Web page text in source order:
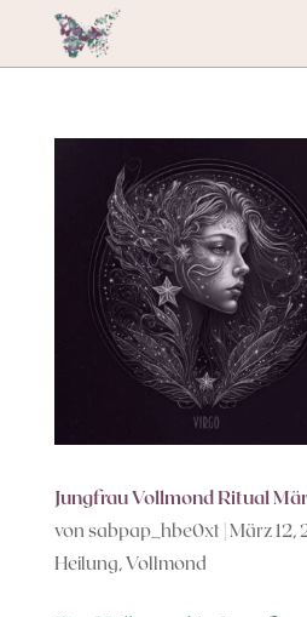
Jungfrau Vollmond Ritual
von sabpap_hbe0xt |März 12,
Heilung,Vollmond